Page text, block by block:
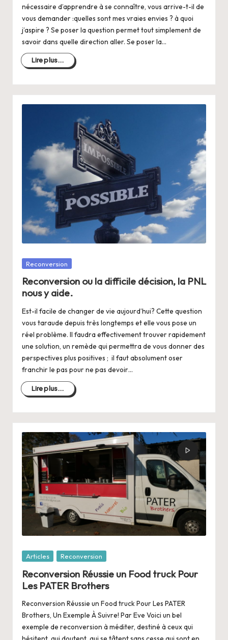
nécessaire d’apprendre à se connaître, vous arrive-t-il de
vous demander :quelles sont mes vraies envies ? à quoi
j’aspire ? Se poser la question permet tout simplement de
savoir dans quelle direction aller. Se poser la…
Lire plus...
Posté
Reconversion
Reconversion ou la difficile décision, la PNL
nous y aide.
Est-il facile de changer de vie aujourd’hui? Cette question
vous taraude depuis très longtemps et elle vous pose un
réel problème. Il faudra effectivement trouver rapidement
une solution, un remède qui permettra de vous donner des
perspectives plus positives ; il faut absolument oser
franchir le pas pour ne pas devoir…
Lire plus...
Posté
Articles Reconversion
Reconversion Réussie un Food truck Pour
Les PATER Brothers
Reconversion Réussie un Food truck Pour Les PATER
Brothers, Un Exemple À Suivre! Par Eve Voici un bel
exemple de reconversion à méditer, destiné à ceux qui